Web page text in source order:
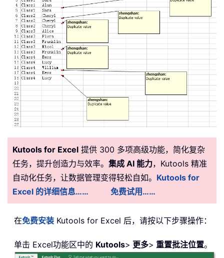
Kutools for Excel 提供 300 多项高级功能，简化复杂
任务，提升创造力与效率。 集成 AI 能力，Kutools 精准
自动化任务，让数据管理变得轻松自如。 Kutools for
Excel 的详细信息……
免费试用……
在免费安装 Kutools for Excel 后，请按以下步骤操作：
单击 Excel功能区中的 Kutools> 更多> 重置批注位置。